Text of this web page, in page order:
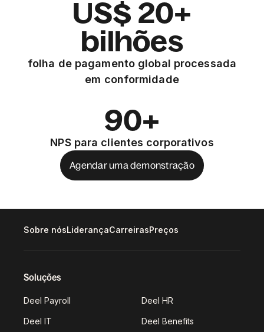
US$ 20+
bilhões
folha de pagamento global processada
em conformidade
90+
NPS para clientes corporativos
Agendar uma demonstração
Sobre nósLiderançaCarreirasPreços
Soluções
Deel Payroll Deel HR
Deel IT Deel Benefits